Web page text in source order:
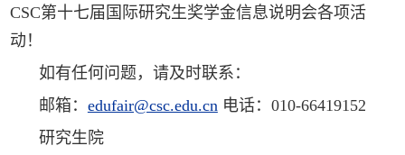
CSC第十七届国际研究生奖学金信息说明会各项活
动！
如有任何问题，请及时联系：
邮箱： edufair@csc.edu.cn 电话：010-66419152
研究生院